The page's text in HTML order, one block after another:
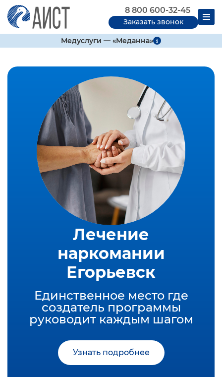
8 800 600-32-45
Заказать звонок
Медуслуги — «Меданна»
Лечение
наркомании
Егорьевск
Единственное место где
создатель программы
руководит каждым шагом
Узнать подробнее